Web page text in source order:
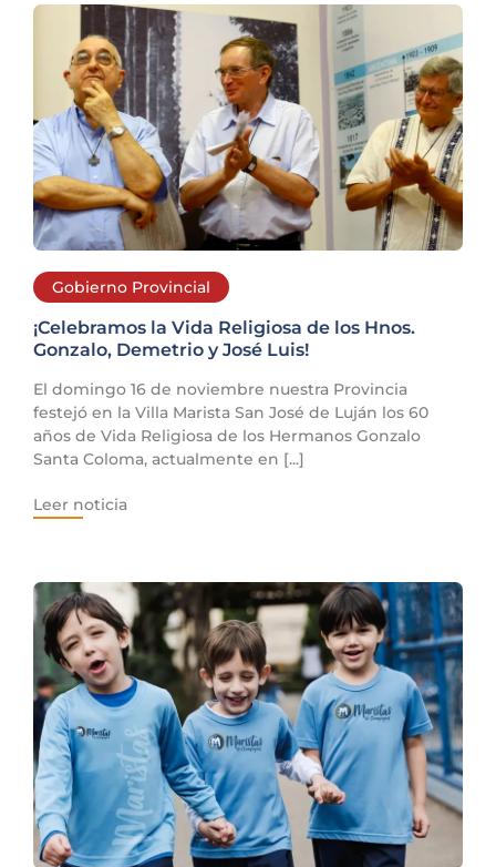
Gobierno Provincial
¡Celebramos la Vida Religiosa de los Hnos.
Gonzalo, Demetrio y José Luis!
El domingo 16 de noviembre nuestra Provincia
festejó en la Villa Marista San José de Luján los 60
años de Vida Religiosa de los Hermanos Gonzalo
Santa Coloma, actualmente en [...]
Leer noticia